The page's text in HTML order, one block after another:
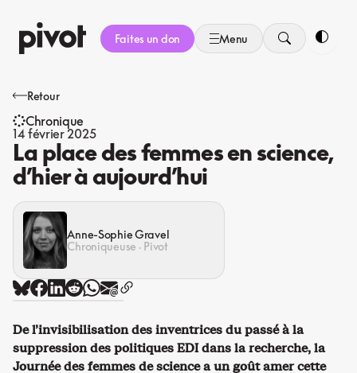
au
contenu
Faites un don Menu
Retour
Chronique
14 février 2025
La place des femmes en science,
d’hier à aujourd’hui
Anne-Sophie Gravel
Chroniqueuse · Pivot
De l’invisibilisation des inventrices du passé à la
suppression des politiques EDI dans la recherche, la
Journée des femmes de science a un goût amer cette